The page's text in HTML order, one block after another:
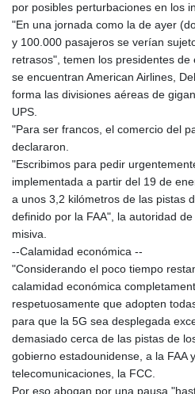
por posibles perturbaciones en los
"En una jornada como la de ayer
y 100.000 pasajeros se verían
retrasos", temen los presidentes
se encuentran American Airlines,
forma las divisiones aéreas de
UPS.
"Para ser francos, el comercio del
declararon.
"Escribimos para pedir
implementada a partir del 19 de
a unos 3,2 kilómetros de las pistas
definido por la FAA", la autoridad
misiva.
--Calamidad económica --
"Considerando el poco tiempo
calamidad económica
respetuosamente que adopten
para que la 5G sea desplegada
demasiado cerca de las pistas de
gobierno estadounidense, a la FAA
telecomunicaciones, la FCC.
Por eso abogan por una pausa